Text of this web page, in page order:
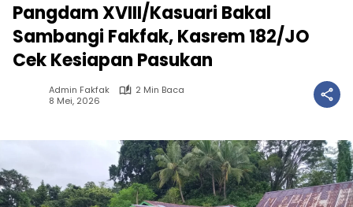
Pangdam XVIII/Kasuari Bakal
Sambangi Fakfak, Kasrem 182/JO
Cek Kesiapan Pasukan
Admin Fakfak
2 Min Baca
8 Mei, 2026